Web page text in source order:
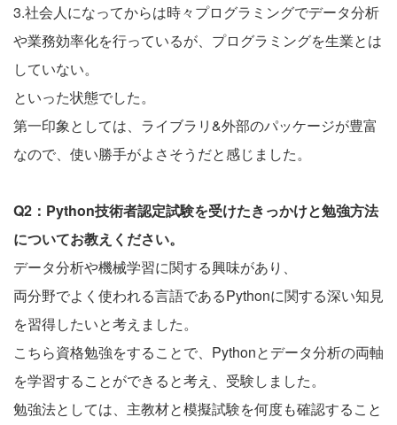
3.社会人になってからは時々プログラミングでデータ分析
や業務効率化を行っているが、プログラミングを生業とは
していない。
といった状態でした。
第一印象としては、ライブラリ&外部のパッケージが豊富
なので、使い勝手がよさそうだと感じました。
Q2：Python技術者認定試験を受けたきっかけと勉強方法
についてお教えください。
データ分析や機械学習に関する興味があり、
両分野でよく使われる言語であるPythonに関する深い知見
を習得したいと考えました。
こちら資格勉強をすることで、Pythonとデータ分析の両軸
を学習することができると考え、受験しました。
勉強法としては、主教材と模擬試験を何度も確認すること